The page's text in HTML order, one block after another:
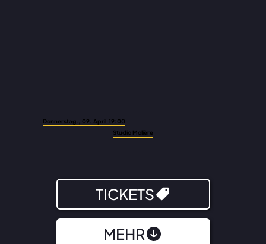
TICKETS
MEHR
Donnerstag., 09. April 19:00
Studio Molière